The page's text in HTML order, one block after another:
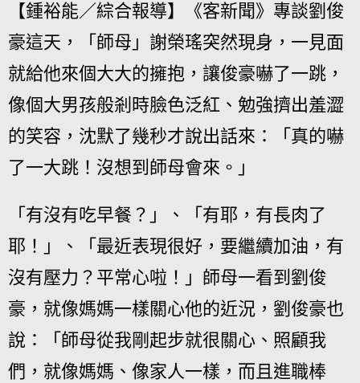
【鍾裕能／綜合報導】《客新聞》專談劉俊
豪這天，「師母」謝榮瑤突然現身，一見面
就給他來個大大的擁抱，讓俊豪嚇了一跳，
像個大男孩般剎時臉色泛紅、勉強擠出羞澀
的笑容，沈默了幾秒才說出話來：「真的嚇
了一大跳！沒想到師母會來。」
「有沒有吃早餐？」、「有耶，有長肉了
耶！」、「最近表現很好，要繼續加油，有
沒有壓力？平常心啦！」師母一看到劉俊
豪，就像媽媽一樣關心他的近況，劉俊豪也
說：「師母從我剛起步就很關心、照顧我
們，就像媽媽、像家人一樣，而且進職棒